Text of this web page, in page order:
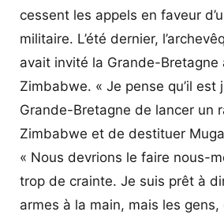
cessent les appels en faveur
militaire. L’été dernier,
avait invité la Grande-Bretagne
Zimbabwe. « Je pense qu’il est
Grande-Bretagne de lancer un
Zimbabwe et de destituer
« Nous devrions le faire nous-
trop de crainte. Je suis prêt à
armes à la main, mais les